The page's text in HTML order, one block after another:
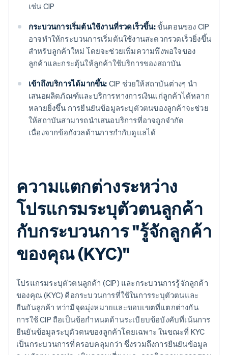
เช่น CIP
กระบวนการเริ่มต้นใช้งานที่รวดเร็วขึ้น:ขั้นตอนของ CIP
อาจทำให้กระบวนการเริ่มต้นใช้งานสะดวกรวดเร็วยิ่งขึ้น
สำหรับลูกค้าใหม่ โดยจะช่วยเพิ่มความพึงพอใจของ
ลูกค้าและกระตุ้นให้ลูกค้าใช้บริการของสถาบัน
เข้าถึงบริการได้มากขึ้น: CIP ช่วยให้สถาบันต่างๆ นำ
เสนอผลิตภัณฑ์และบริการทางการเงินแก่ลูกค้าได้หลาก
หลายยิ่งขึ้น การยืนยันข้อมูลระบุตัวตนของลูกค้าจะช่วย
ให้สถาบันสามารถนำเสนอบริการที่อาจถูกจำกัด
เนื่องจากข้อกังวลด้านการกำกับดูแลได้
ความแตกต่างระหว่าง
โปรแกรมระบุตัวตนลูกค้า
กับกระบวนการ "รู้จักลูกค้า
ของคุณ (KYC)"
โปรแกรมระบุตัวตนลูกค้า (CIP) และกระบวนการรู้จักลูกค้า
ของคุณ (KYC) คือกระบวนการที่ใช้ในการระบุตัวตนและ
ยืนยันลูกค้า ทว่ามีจุดมุ่งหมายและขอบเขตที่แตกต่างกัน
การใช้ CIP ถือเป็นข้อกำหนดด้านระเบียบข้อบังคับที่เน้นการ
ยืนยันข้อมูลระบุตัวตนของลูกค้าโดยเฉพาะ ในขณะที่ KYC
เป็นกระบวนการที่ครอบคลุมกว่า ซึ่งรวมถึงการยืนยันข้อมูล